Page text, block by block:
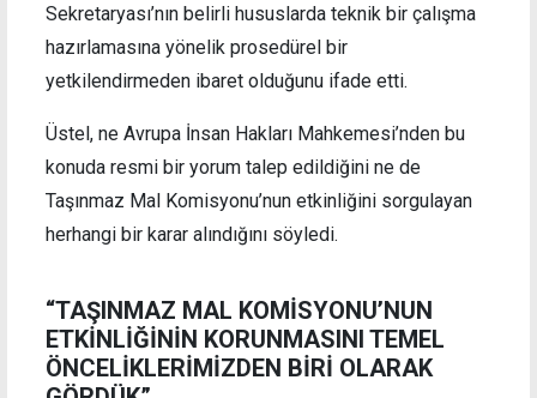
Sekretaryası’nın belirli hususlarda teknik bir çalışma
hazırlamasına yönelik prosedürel bir
yetkilendirmeden ibaret olduğunu ifade etti.
Üstel, ne Avrupa İnsan Hakları Mahkemesi’nden bu
konuda resmi bir yorum talep edildiğini ne de
Taşınmaz Mal Komisyonu’nun etkinliğini sorgulayan
herhangi bir karar alındığını söyledi.
“TAŞINMAZ MAL KOMİSYONU’NUN
ETKİNLİĞİNİN KORUNMASINI TEMEL
ÖNCELİKLERİMİZDEN BİRİ OLARAK